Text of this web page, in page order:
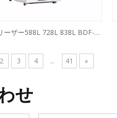
ーザー588L 728L 838L BDF-
2 3 4 ... 41 »
せ